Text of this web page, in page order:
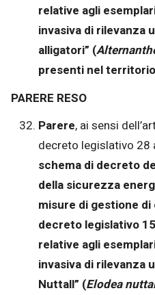
relative agli
invasiva di rilevanza
alligatori” (
presenti nel
PARERE RESO
Parere, ai sensi
decreto legislativo 28
schema di decreto
della sicurezza
misure di gestione di
decreto legislativo
relative agli
invasiva di rilevanza
Nuttall” (Elodea